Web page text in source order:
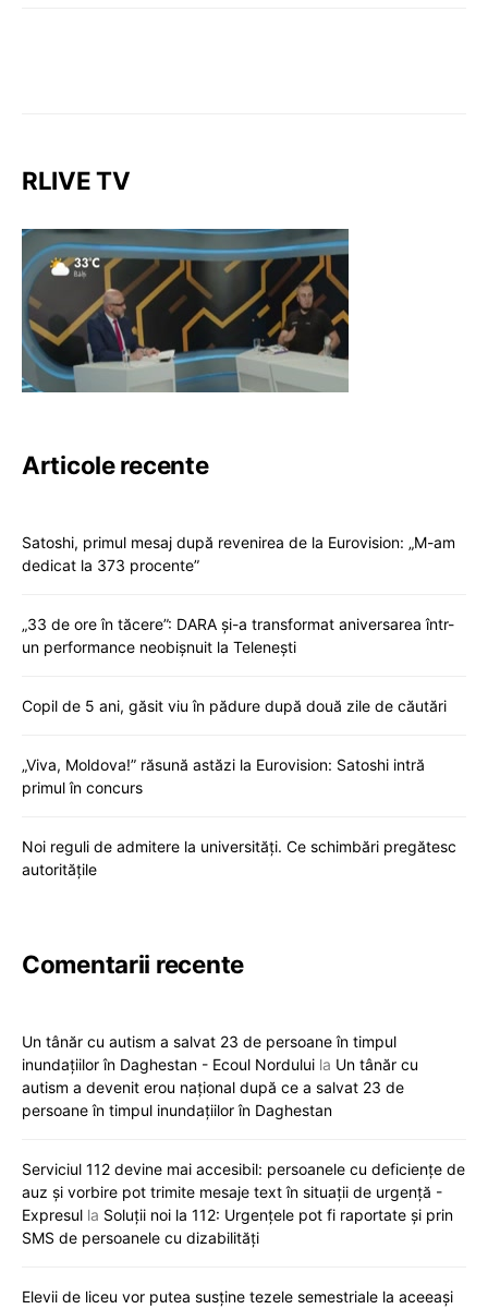
RLIVE TV
Articole recente
Satoshi, primul mesaj după revenirea de la Eurovision: „M-am
dedicat la 373 procente”
„33 de ore în tăcere”: DARA și-a transformat aniversarea într-
un performance neobișnuit la Telenești
Copil de 5 ani, găsit viu în pădure după două zile de căutări
„Viva, Moldova!” răsună astăzi la Eurovision: Satoshi intră
primul în concurs
Noi reguli de admitere la universități. Ce schimbări pregătesc
autoritățile
Comentarii recente
Un tânăr cu autism a salvat 23 de persoane în timpul
inundațiilor în Daghestan - Ecoul Nordului la Un tânăr cu
autism a devenit erou național după ce a salvat 23 de
persoane în timpul inundațiilor în Daghestan
Serviciul 112 devine mai accesibil: persoanele cu deficiențe de
auz și vorbire pot trimite mesaje text în situații de urgență -
Expresul la Soluții noi la 112: Urgențele pot fi raportate și prin
SMS de persoanele cu dizabilități
Elevii de liceu vor putea susține tezele semestriale la aceeași